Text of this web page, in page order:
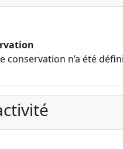
conservation n’a été